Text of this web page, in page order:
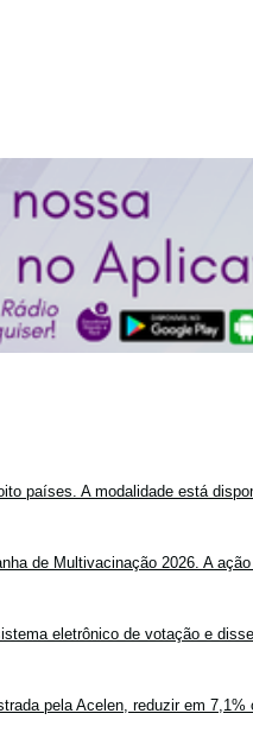
países. A modalidade está
de Multivacinação 2026. A
eletrônico de votação e disse
pela Acelen, reduzir em 7,1%